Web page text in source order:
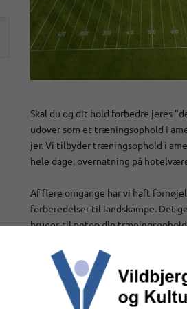
Skal du og dit hold forbedre jeres
udover som et træningsophold i
jer. Vi tilbyder træningsophold i
hele dage, overnatning på
Af flere omgange har vi haft
forberedelser til landskampe. Det
bruges til netop din
Et træningsophold hos består ofte
- 3 timers træning på hele dage
- 1½ timers træning på ankomst- og